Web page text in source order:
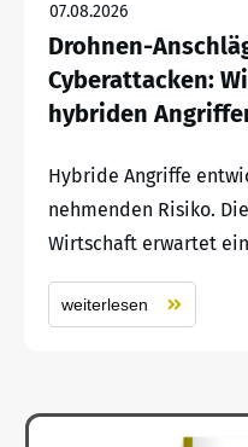
07.08.2026
Drohnen-
Cyberattacken:
hybriden
Hybride Angriffe
nehmenden Risiko.
Wirtschaft erwartet
weiterlesen